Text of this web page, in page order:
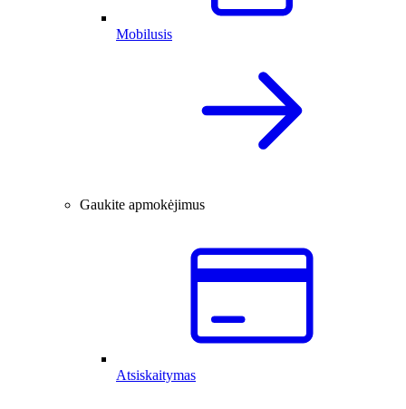
Mobilusis
Gaukite apmokėjimus
Atsiskaitymas